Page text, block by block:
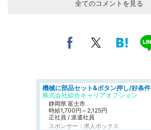
全てのコメントを見る
機械に部品セット&ボタン押し/好条件
株式会社綜合キャリアオプション
静岡県 富士市
時給1,700円～2,125円
正社員 / 派遣社員
スポンサー：求人ボックス